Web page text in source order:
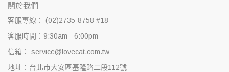
關於我們
客服專線： (02)2735-8758 #18
客服時間：9:30am - 6:00pm
信箱： service@lovecat.com.tw
地址：台北市大安區基隆路二段112號